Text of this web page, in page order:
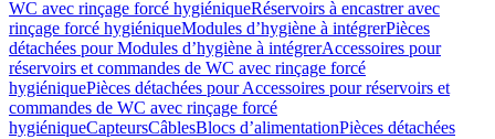
WC avec rinçage forcé hygiéniqueRéservoirs à encastrer avec
rinçage forcé hygiéniqueModules d’hygiène à intégrerPièces
détachées pour Modules d’hygiène à intégrerAccessoires pour
réservoirs et commandes de WC avec rinçage forcé
hygiéniquePièces détachées pour Accessoires pour réservoirs et
commandes de WC avec rinçage forcé
hygiéniqueCapteursCâblesBlocs d’alimentationPièces détachées